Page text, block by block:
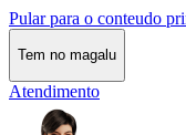
Pular para o conteudo
Tem no magalu
Atendimento